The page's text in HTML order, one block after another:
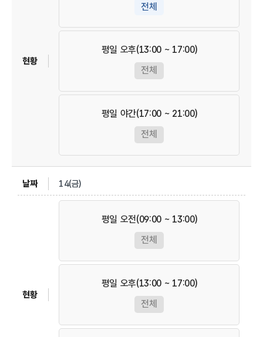
전체
평일 오후(13:00 ~ 17:00)
전체
평일 야간(17:00 ~ 21:00)
전체
14(금)
평일 오전(09:00 ~ 13:00)
전체
평일 오후(13:00 ~ 17:00)
전체